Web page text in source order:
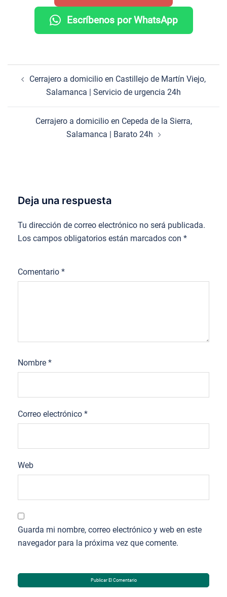
Escríbenos por WhatsApp
de
entradas
Cerrajero a domicilio en Castillejo de Martín Viejo,
Salamanca | Servicio de urgencia 24h
Cerrajero a domicilio en Cepeda de la Sierra,
Salamanca | Barato 24h
Deja una respuesta
Tu dirección de correo electrónico no será publicada.
Los campos obligatorios están marcados con *
Comentario *
Nombre *
Correo electrónico *
Web
Guarda mi nombre, correo electrónico y web en este
navegador para la próxima vez que comente.